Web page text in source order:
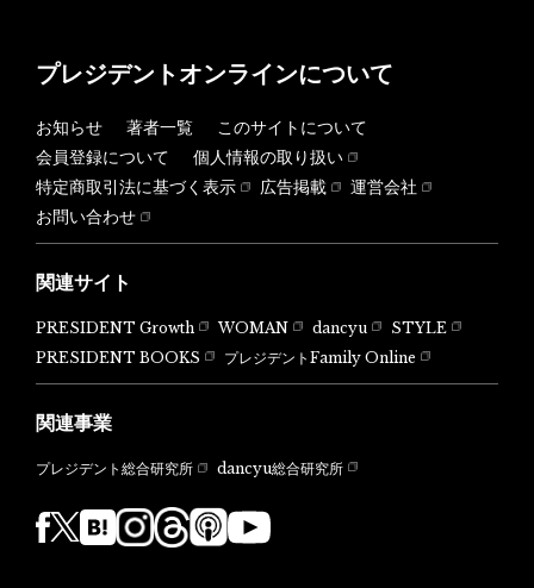
プレジデントオンラインについて
お知らせ 著者一覧
このサイトについて
会員登録について
個人情報の取り扱い
特定商取引法に基づく表示
広告掲載
運営会社
お問い合わせ
関連サイト
PRESIDENT Growth WOMAN dancyu
STYLE
PRESIDENT BOOKS
プレジデントFamily Online
関連事業
プレジデント総合研究所 dancyu総合研究所